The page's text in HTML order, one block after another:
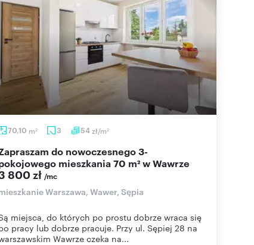
70,10 m2 3 54zł/m2
3-
mieszkania 70 m² w Wawrze
800 zł /mc
Warszawa, Wawer, Sępia
miejsca, do których po prostu dobrze wraca się
pracy lub dobrze pracuje. Przy ul. Sępiej 28 na
Wawrze czeka na...